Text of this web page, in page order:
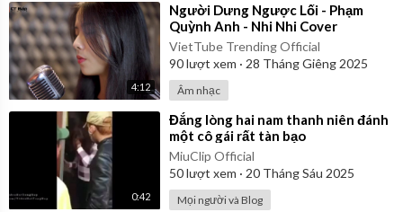
4:12
⁣Người Dưng Ngược Lối - Phạm
Quỳnh Anh - Nhi Nhi Cover
VietTube Trending Official
90lượt xem · 28 Tháng Giêng 2025
Âm nhạc
0:42
⁣Đắng lòng hai nam thanh niên đánh
một cô gái rất tàn bạo
MiuClip Official
50lượt xem · 20 Tháng Sáu 2025
Mọi người và Blog